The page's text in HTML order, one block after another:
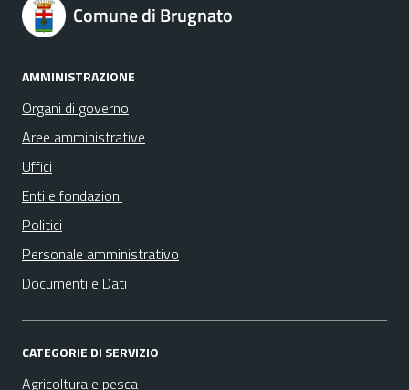
Comune di Brugnato
AMMINISTRAZIONE
Organi di governo
Aree amministrative
Uffici
Enti e fondazioni
Politici
Personale amministrativo
Documenti e Dati
CATEGORIE DI SERVIZIO
Agricoltura e pesca